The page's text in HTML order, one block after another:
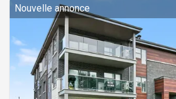
l'avant. Chats et chiens de moins
Découvrez ce magnifique con
Nouvelle annonce